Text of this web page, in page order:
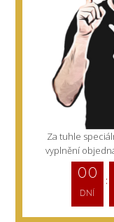
Za tuhle
vyplnění
00
DNÍ